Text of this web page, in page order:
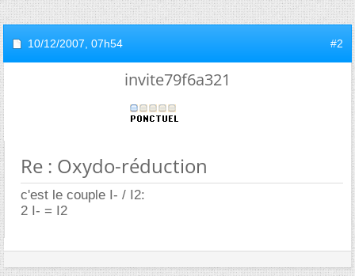
10/12/2007, 07h54 #2
invite79f6a321
Re : Oxydo-réduction
c'est le couple I- / I2:
2 I- = I2